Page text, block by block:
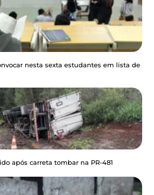
nesta sexta estudantes em lista de
após carreta tombar na PR-481